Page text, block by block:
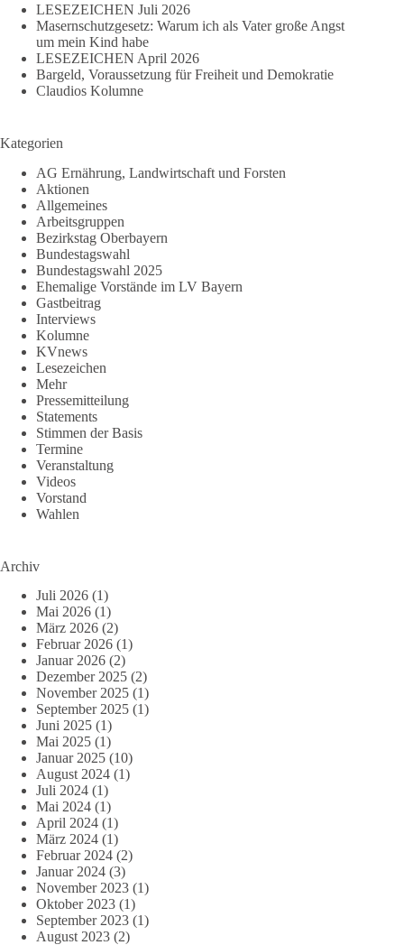
LESEZEICHEN Juli 2026
Masernschutzgesetz: Warum ich als Vater große Angst
um mein Kind habe
LESEZEICHEN April 2026
Bargeld, Voraussetzung für Freiheit und Demokratie
Claudios Kolumne
Kategorien
AG Ernährung, Landwirtschaft und Forsten
Aktionen
Allgemeines
Arbeitsgruppen
Bezirkstag Oberbayern
Bundestagswahl
Bundestagswahl 2025
Ehemalige Vorstände im LV Bayern
Gastbeitrag
Interviews
Kolumne
KVnews
Lesezeichen
Mehr
Pressemitteilung
Statements
Stimmen der Basis
Termine
Veranstaltung
Videos
Vorstand
Wahlen
Archiv
Juli 2026 (1)
Mai 2026 (1)
März 2026 (2)
Februar 2026 (1)
Januar 2026 (2)
Dezember 2025 (2)
November 2025 (1)
September 2025 (1)
Juni 2025 (1)
Mai 2025 (1)
Januar 2025 (10)
August 2024 (1)
Juli 2024 (1)
Mai 2024 (1)
April 2024 (1)
März 2024 (1)
Februar 2024 (2)
Januar 2024 (3)
November 2023 (1)
Oktober 2023 (1)
September 2023 (1)
August 2023 (2)